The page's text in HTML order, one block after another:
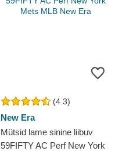
(4.3)
New Era
Mütsid lame sinine liibuv
59FIFTY AC Perf New York